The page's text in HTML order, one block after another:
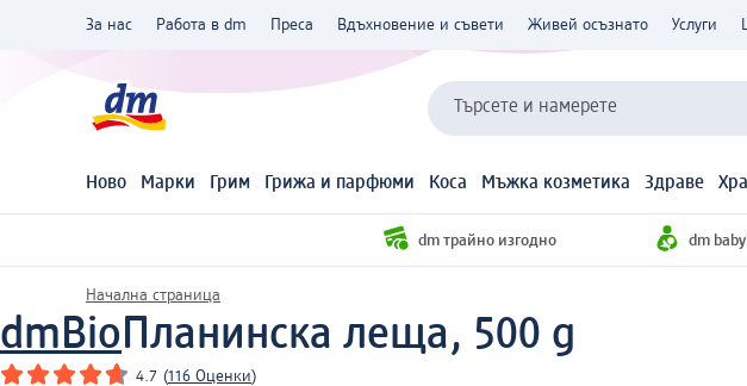
За нас Работа в dm Преса Вдъхновение и съвети Живей осъзнато Услуги
Търсете и намерете
Ново Марки Грим Грижа и парфюми Коса Мъжка козметика Здраве
dm трайно изгодно dm
Начална страница
dmBioПланинска леща, 500 g
4.7 (116 Оценки)